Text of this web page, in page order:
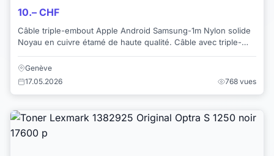
10.– CHF
Câble triple-embout Apple Android Samsung-1m Nylon solide
Noyau en cuivre étamé de haute qualité. Câble avec triple-
embout pour charger et synchronis...
Genève
17.05.2026
768 vues